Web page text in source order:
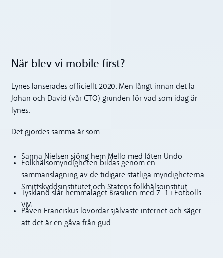
När blev vi mobile first?
Lynes lanserades officiellt 2020. Men långt innan det la
Johan och David (vår CTO) grunden för vad som idag är
lynes.
Det gjordes samma år som
Sanna Nielsen sjöng hem Mello med låten Undo
Folkhälsomyndigheten bildas genom en
sammanslagning av de tidigare statliga myndigheterna
Smittskyddsinstitutet och Statens folkhälsoinstitut
Tyskland slår hemmalaget Brasilien med 7–1 i Fotbolls-
VM
Påven Franciskus lovordar självaste internet och säger
att det är en gåva från gud